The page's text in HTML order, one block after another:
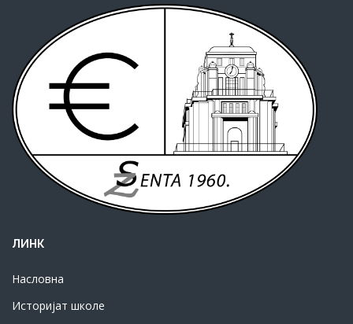
ЛИНК
Насловна
Историјат школе